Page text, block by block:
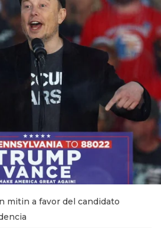
mitin a favor del candidato